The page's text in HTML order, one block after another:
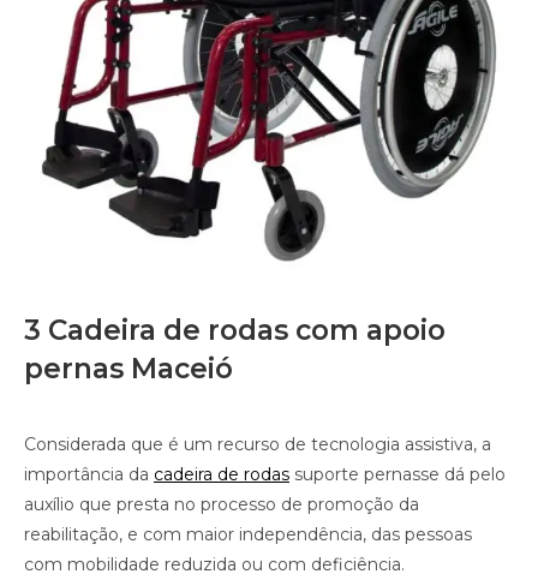
3 Cadeira de rodas com apoio
pernas Maceió
Considerada que é um recurso de tecnologia assistiva, a
importância da cadeira de rodas suporte pernasse dá pelo
auxílio que presta no processo de promoção da
reabilitação, e com maior independência, das pessoas
com mobilidade reduzida ou com deficiência.